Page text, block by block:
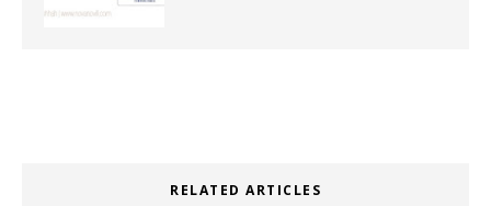
RELATED ARTICLES